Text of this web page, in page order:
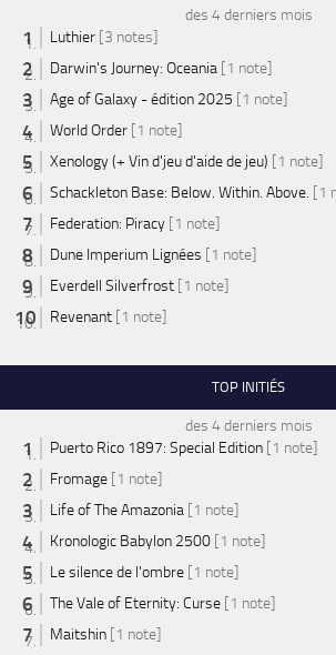
des 4 derniers mois
Luthier [3 notes]
Darwin's Journey: Oceania [1 note]
Age of Galaxy - édition 2025 [1 note]
World Order [1 note]
Xenology (+ Vin d'jeu d'aide de jeu) [1 note]
Schackleton Base: Below. Within. Above. [1
Federation: Piracy [1 note]
Dune Imperium Lignées [1 note]
Everdell Silverfrost [1 note]
Revenant [1 note]
TOP INITIÉS
des 4 derniers mois
Puerto Rico 1897: Special Edition [1 note]
Fromage [1 note]
Life of The Amazonia [1 note]
Kronologic Babylon 2500 [1 note]
Le silence de l'ombre [1 note]
The Vale of Eternity: Curse [1 note]
Maitshin [1 note]